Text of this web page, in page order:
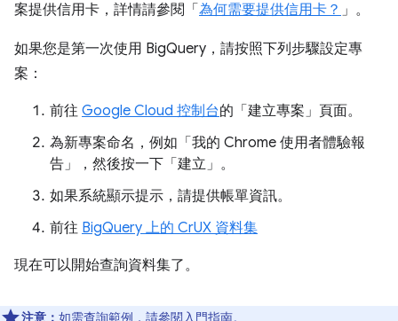
案提供信用卡，詳情請參閱「 為何需要提供信用卡？ 」。
如果您是第一次使用 BigQuery，請按照下列步驟設定專
案：
前往 Google Cloud 控制台的「建立專案」 頁面。
為新專案命名，例如「我的 Chrome 使用者體驗報
告」，然後按一下「建立」。
如果系統顯示提示，請提供帳單資訊。
前往 BigQuery 上的 CrUX 資料集
現在可以開始查詢資料集了。
注意： 如需查詢範例，請參閱入門指南。